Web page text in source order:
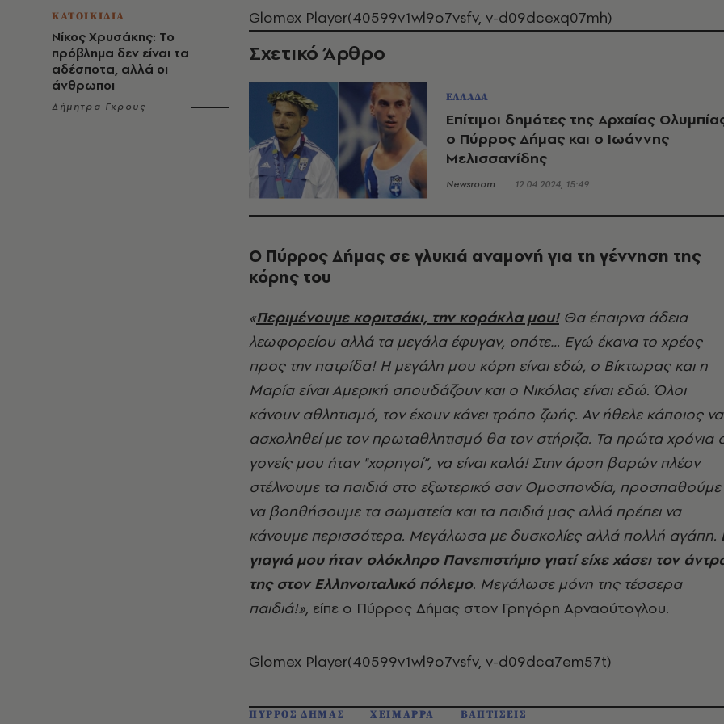
ΚΑΤΟΙΚΙΔΙΑ
Νίκος Χρυσάκης: Το
πρόβλημα δεν είναι τα
αδέσποτα, αλλά οι
άνθρωποι
Δήμητρα Γκρους
Glomex Player(40599v1wl9o7vsfv, v-d09dcexq07mh)
Σχετικό Άρθρο
ΕΛΛΑΔΑ
Επίτιμοι δημότες της Αρχαίας
ο Πύρρος Δήμας και ο Ιωάννης
Μελισσανίδης
Newsroom 12.04.2024, 15:49
Ο Πύρρος Δήμας σε γλυκιά αναμονή για τη γέννηση της
κόρης του
«Περιμένουμε κοριτσάκι, την κοράκλα μου!Θα έπαιρνα άδεια
λεωφορείου αλλά τα μεγάλα έφυγαν, οπότε… Εγώ έκανα το χρέος
προς την πατρίδα! Η μεγάλη μου κόρη είναι εδώ, ο Βίκτωρας και η
Μαρία είναι Αμερική σπουδάζουν και ο Νικόλας είναι εδώ. Όλοι
κάνουν αθλητισμό, τον έχουν κάνει τρόπο ζωής. Αν ήθελε κάποιος να
ασχοληθεί με τον πρωταθλητισμό θα τον στήριζα. Τα πρώτα χρόνια
γονείς μου ήταν "χορηγοί”, να είναι καλά! Στην άρση βαρών πλέον
στέλνουμε τα παιδιά στο εξωτερικό σαν Ομοσπονδία, προσπαθούμε
να βοηθήσουμε τα σωματεία και τα παιδιά μας αλλά πρέπει να
κάνουμε περισσότερα. Μεγάλωσα με δυσκολίες αλλά πολλή αγάπη.
γιαγιά μου ήταν ολόκληρο Πανεπιστήμιο γιατί είχε χάσει τον
της στον Ελληνοιταλικό πόλεμο. Μεγάλωσε μόνη της τέσσερα
παιδιά!», είπε ο Πύρρος Δήμας στον Γρηγόρη Αρναούτογλου.
Glomex Player(40599v1wl9o7vsfv, v-d09dca7em57t)
ΠΥΡΡΟΣ ΔΗΜΑΣ ΧΕΙΜΑΡΡΑ ΒΑΠΤΙΣΕΙΣ